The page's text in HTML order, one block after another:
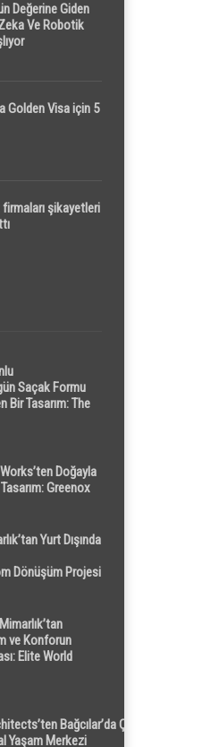
Değerine Giden
Ve Robotik
Golden Visa için 5
şikayetleri
Saçak Formu
Bir Tasarım: The
Doğayla
Greenox
Yurt Dışında
Dönüşüm Projesi
ve Konforun
Elite World
Bağcılar’da Çok
Yaşam Merkezi